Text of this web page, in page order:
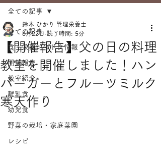
全ての記事
食・栄養知っトク情報
開催報告
教室紹介
離乳食
幼児食
野菜の栽培・家庭菜園
レシピ
全ての記事
【開催報告】父の日の料理
教室を開催しました！ハン
バーガーとフルーツミルク
寒天作り
鈴木 ひかり 管理栄養士
6月22日 読了時間: 5分